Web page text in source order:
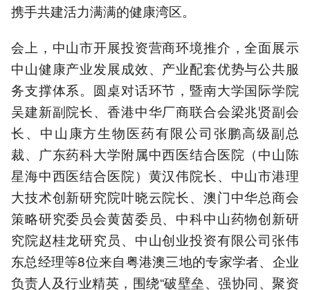
携手共建活力满满的健康湾区。
会上，中山市开展投资营商环境推介，全面展示
中山健康产业发展成效、产业配套优势与公共服
务支撑体系。圆桌对话环节，暨南大学国际学院
吴建新副院长、香港中华厂商联合会梁兆贤副会
长、中山康方生物医药有限公司张鹏高级副总
裁、广东药科大学附属中西医结合医院（中山陈
星海中西医结合医院）黄汉伟院长、中山市港理
大技术创新研究院叶晓云院长、澳门中华总商会
策略研究委员会黄茵委员、中科中山药物创新研
究院赵桂龙研究员、中山创业投资有限公司张伟
东总经理等8位来自粤港澳三地的专家学者、企业
负责人及行业精英，围绕“破壁垒、强协同、聚资